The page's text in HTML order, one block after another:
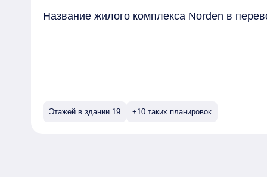
Название жилого комплекса Norden в
Этажей в здании 19 +10 таких планировок